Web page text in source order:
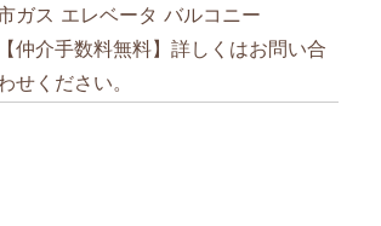
ガス エレベータ バルコニー
【仲介手数料無料】詳しくはお問い合
せください。